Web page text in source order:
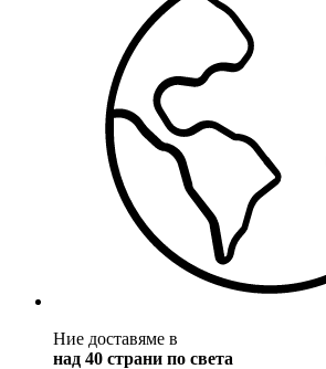
Ние доставяме в
над 40 страни по света